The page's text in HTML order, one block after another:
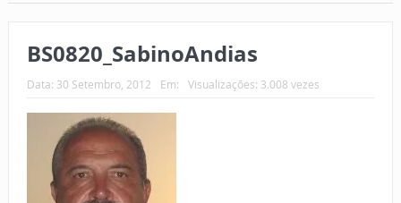
BS0820_SabinoAndias
Data: 30 Setembro, 2012 Em: Visualizações: 3.008 vezes